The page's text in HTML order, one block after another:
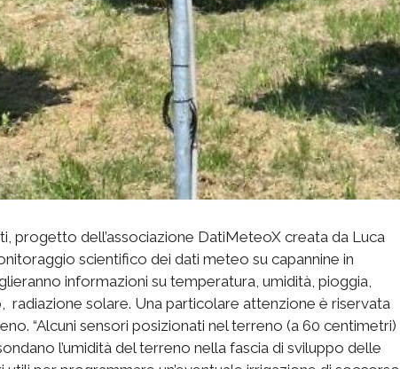
progetto dell’associazione DatiMeteoX creata da Luca
scientifico dei dati meteo su capannine in
informazioni su temperatura, umidità, pioggia,
solare. Una particolare attenzione è riservata
“Alcuni sensori posizionati nel terreno (a 60 centimetri)
l’umidità del terreno nella fascia di sviluppo delle